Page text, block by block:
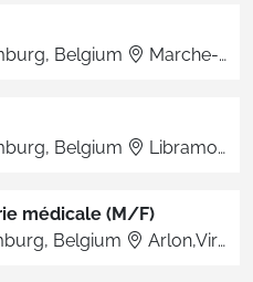
Belgium Marche-en-Famenne
Belgium Libramont-Chevigny
médicale (M/F)
Belgium Arlon,Virton,Libramont,Bertrix,Bastogne,Marche